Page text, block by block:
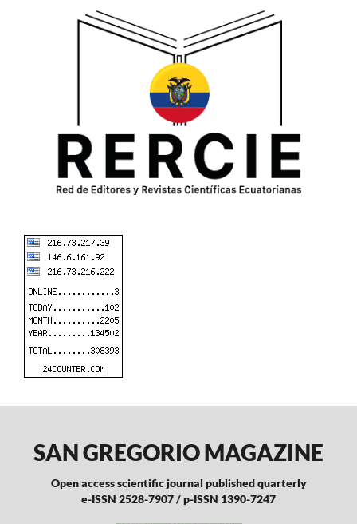
SAN GREGORIO MAGAZINE
Open access scientific journal published quarterly
e-ISSN 2528-7907 / p-ISSN 1390-7247